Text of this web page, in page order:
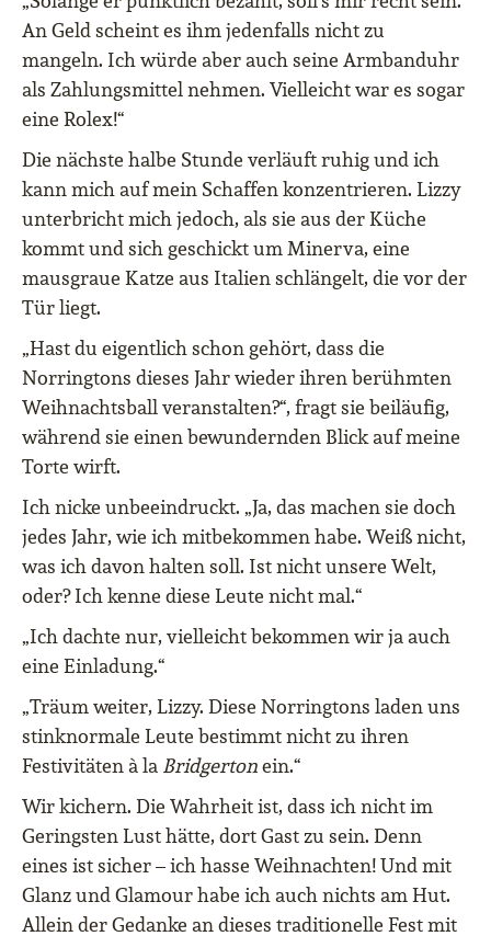
An Geld scheint es ihm jedenfalls nicht zu
mangeln. Ich würde aber auch seine Armbanduhr
als Zahlungsmittel nehmen. Vielleicht war es sogar
eine Rolex!“
Die nächste halbe Stunde verläuft ruhig und ich
kann mich auf mein Schaffen konzentrieren. Lizzy
unterbricht mich jedoch, als sie aus der Küche
kommt und sich geschickt um Minerva, eine
mausgraue Katze aus Italien schlängelt, die vor der
Tür liegt.
„Hast du eigentlich schon gehört, dass die
Norringtons dieses Jahr wieder ihren berühmten
Weihnachtsball veranstalten?“, fragt sie beiläufig,
während sie einen bewundernden Blick auf meine
Torte wirft.
Ich nicke unbeeindruckt. „Ja, das machen sie doch
jedes Jahr, wie ich mitbekommen habe. Weiß nicht,
was ich davon halten soll. Ist nicht unsere Welt,
oder? Ich kenne diese Leute nicht mal.“
„Ich dachte nur, vielleicht bekommen wir ja auch
eine Einladung.“
„Träum weiter, Lizzy. Diese Norringtons laden uns
stinknormale Leute bestimmt nicht zu ihren
Festivitäten à la Bridgertonein.“
Wir kichern. Die Wahrheit ist, dass ich nicht im
Geringsten Lust hätte, dort Gast zu sein. Denn
eines ist sicher – ich hasse Weihnachten! Und mit
Glanz und Glamour habe ich auch nichts am Hut.
Allein der Gedanke an dieses traditionelle Fest mit